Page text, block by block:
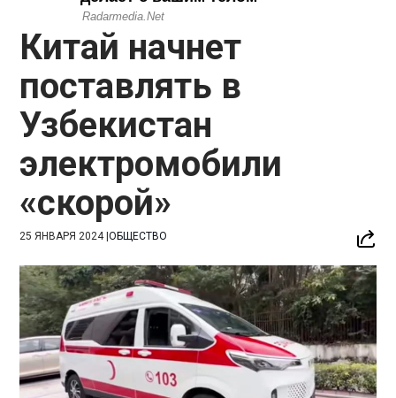
Китай начнет
поставлять в
Узбекистан
электромобили
«скорой»
25 ЯНВАРЯ 2024|ОБЩЕСТВО